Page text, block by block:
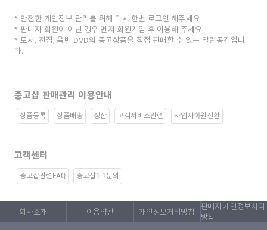
안전한 개인정보 관리를 위해 다시 한번 로그인 해주세요.
판매자 회원이 아닌 경우 먼저 회원가입 후 이용해 주세요.
도서, 전집, 음반 DVD의 중고상품을 직접 판매할 수 있는 열린공간입니
다.
중고샵 판매관리 이용안내
상품등록 상품배송 정산 고객서비스관련 사업자회원전환
고객센터
중고샵관련FAQ 중고샵1:1문의
회사소개 이용약관 개인정보처리방침
판매자 개인정보처리
방침